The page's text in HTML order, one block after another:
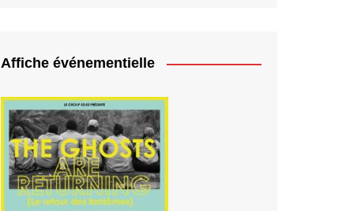
Affiche événementielle